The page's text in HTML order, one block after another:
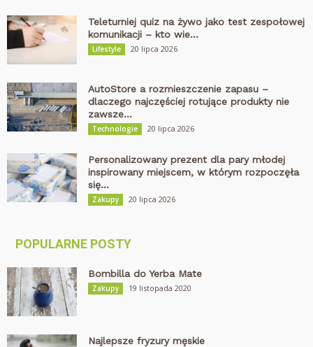
Teleturniej quiz na żywo jako test zespołowej
komunikacji – kto wie...
Lifestyle 20 lipca 2026
AutoStore a rozmieszczenie zapasu –
dlaczego najczęściej rotujące produkty nie
zawsze...
Technologie 20 lipca 2026
Personalizowany prezent dla pary młodej
inspirowany miejscem, w którym rozpoczęła
się...
Zakupy 20 lipca 2026
POPULARNE POSTY
Bombilla do Yerba Mate
Zakupy 19 listopada 2020
Najlepsze fryzury męskie